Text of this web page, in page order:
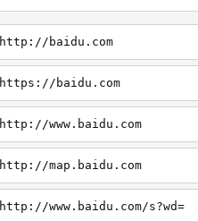
http://baidu.com
https://baidu.com
http://www.baidu.com
http://map.baidu.com
http://www.baidu.com/s?wd=